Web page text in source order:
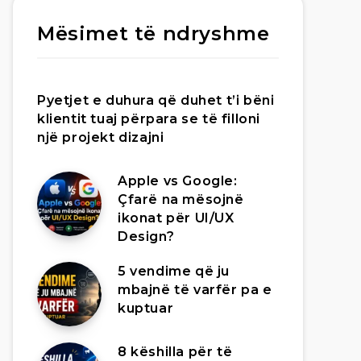
Mësimet të ndryshme
Pyetjet e duhura që duhet t’i bëni
klientit tuaj përpara se të filloni
një projekt dizajni
Apple vs Google:
Çfarë na mësojnë
ikonat për UI/UX
Design?
5 vendime që ju
mbajnë të varfër pa e
kuptuar
8 këshilla për të